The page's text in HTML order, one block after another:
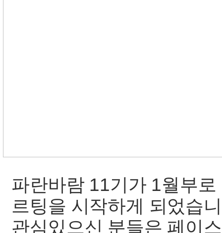
파란바람 11기가 1월부
르팅을 시작하게 되었습
관심있으신 분들은 페이